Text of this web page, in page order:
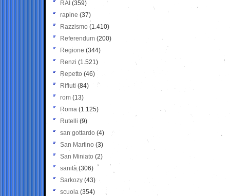
RAI (359)
rapine (37)
Razzismo (1.410)
Referendum (200)
Regione (344)
Renzi (1.521)
Repetto (46)
Rifiuti (84)
rom (13)
Roma (1.125)
Rutelli (9)
san gottardo (4)
San Martino (3)
San Miniato (2)
sanità (306)
Sarkozy (43)
scuola (354)